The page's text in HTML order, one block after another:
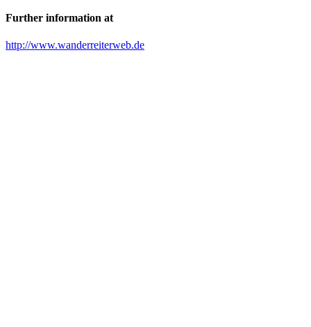
Further information at
http://www.wanderreiterweb.de